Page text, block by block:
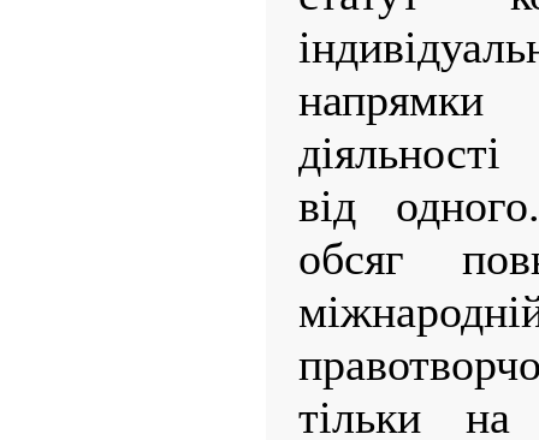
напрямки
від
обсяг
тільки на